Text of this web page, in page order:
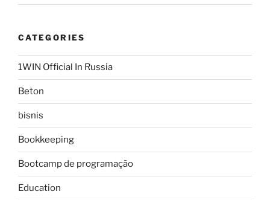
CATEGORIES
1WIN Official In Russia
Beton
bisnis
Bookkeeping
Bootcamp de programação
Education